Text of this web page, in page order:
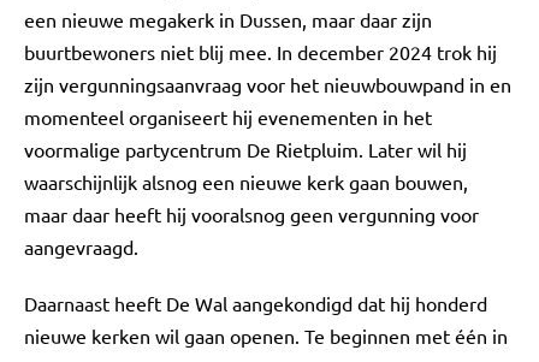
een nieuwe megakerk in Dussen, maar daar zijn
buurtbewoners niet blij mee. In december 2024 trok hij
zijn vergunningsaanvraag voor het nieuwbouwpand in en
momenteel organiseert hij evenementen in het
voormalige partycentrum De Rietpluim. Later wil hij
waarschijnlijk alsnog een nieuwe kerk gaan bouwen,
maar daar heeft hij vooralsnog geen vergunning voor
aangevraagd.
Daarnaast heeft De Wal aangekondigd dat hij honderd
nieuwe kerken wil gaan openen. Te beginnen met één in